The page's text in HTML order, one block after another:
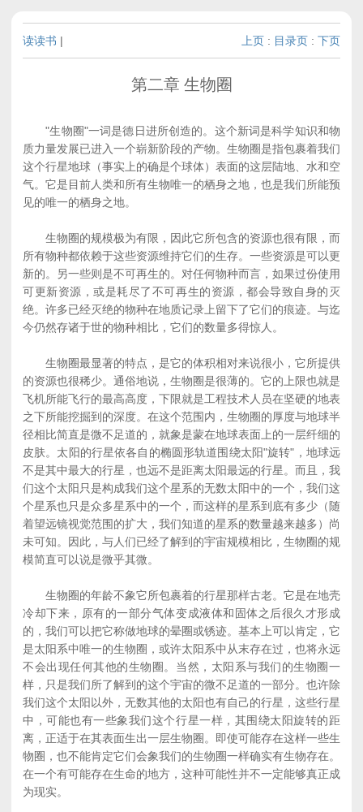
读读书 | 上页 : 目录页 : 下页
第二章 生物圈
"生物圈"一词是德日进所创造的。这个新词是科学知识和物
质力量发展已进入一个崭新阶段的产物。生物圈是指包裹着我们
这个行星地球（事实上的确是个球体）表面的这层陆地、水和空
气。它是目前人类和所有生物唯一的栖身之地，也是我们所能预
见的唯一的栖身之地。
生物圈的规模极为有限，因此它所包含的资源也很有限，而
所有物种都依赖于这些资源维持它们的生存。一些资源是可以更
新的。另一些则是不可再生的。对任何物种而言，如果过份使用
可更新资源，或是耗尽了不可再生的资源，都会导致自身的灭
绝。许多已经灭绝的物种在地质记录上留下了它们的痕迹。与迄
今仍然存诸于世的物种相比，它们的数量多得惊人。
生物圈最显著的特点，是它的体积相对来说很小，它所提供
的资源也很稀少。通俗地说，生物圈是很薄的。它的上限也就是
飞机所能飞行的最高高度，下限就是工程技术人员在坚硬的地表
之下所能挖掘到的深度。在这个范围内，生物圈的厚度与地球半
径相比简直是微不足道的，就象是蒙在地球表面上的一层纤细的
皮肤。太阳的行星依各自的椭圆形轨道围绕太阳"旋转"，地球远
不是其中最大的行星，也远不是距离太阳最远的行星。而且，我
们这个太阳只是构成我们这个星系的无数太阳中的一个，我们这
个星系也只是众多星系中的一个，而这样的星系到底有多少（随
着望远镜视觉范围的扩大，我们知道的星系的数量越来越多）尚
未可知。因此，与人们已经了解到的宇宙规模相比，生物圈的规
模简直可以说是微乎其微。
生物圈的年龄不象它所包裹着的行星那样古老。它是在地壳
冷却下来，原有的一部分气体变成液体和固体之后很久才形成
的，我们可以把它称做地球的晕圈或锈迹。基本上可以肯定，它
是太阳系中唯一的生物圈，或许太阳系中从末存在过，也将永远
不会出现任何其他的生物圈。当然，太阳系与我们的生物圈一
样，只是我们所了解到的这个宇宙的微不足道的一部分。也许除
我们这个太阳以外，无数其他的太阳也有自己的行星，这些行星
中，可能也有一些象我们这个行星一样，其围绕太阳旋转的距
离，正适于在其表面生出一层生物圈。即使可能存在这样一些生
物圈，也不能肯定它们会象我们的生物圈一样确实有生物存在。
在一个有可能存在生命的地方，这种可能性并不一定能够真正成
为现实。